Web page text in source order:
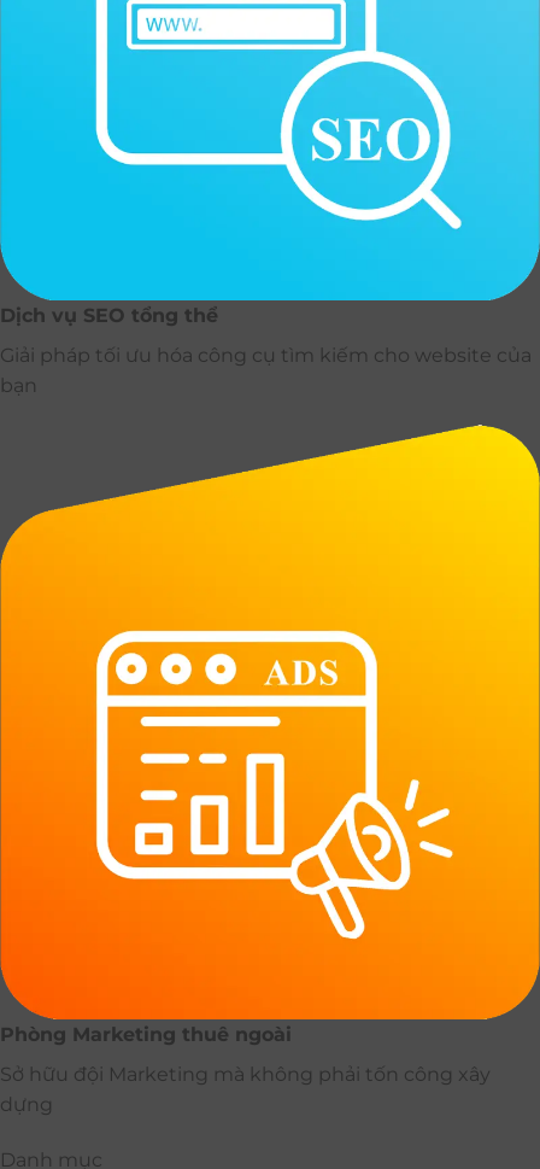
Dịch vụ SEO tổng thể
Giải pháp tối ưu hóa công cụ tìm kiếm cho website của
bạn
Phòng Marketing thuê ngoài
Sở hữu đội Marketing mà không phải tốn công xây
dựng
Danh mục